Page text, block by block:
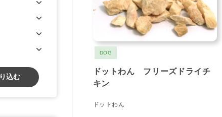
DOG
ドットわん フリーズドライチ
キン
ドットわん
込む